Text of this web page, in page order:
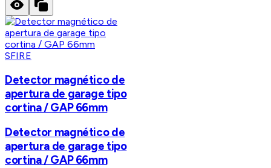
SFIRE
Detector magnético de
apertura de garage tipo
cortina / GAP 66mm
Detector magnético de
apertura de garage tipo
cortina / GAP 66mm